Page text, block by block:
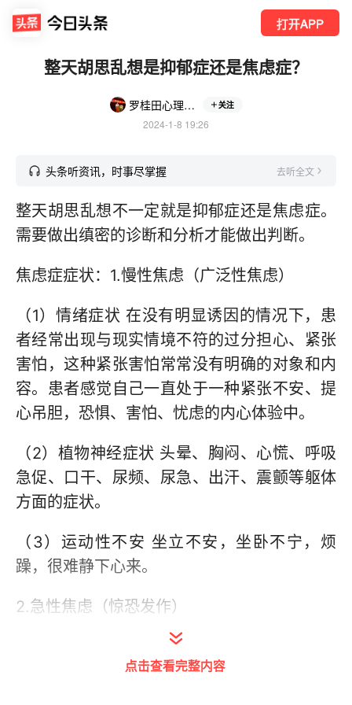
打开APP
整天胡思乱想是抑郁症还是焦虑症？
罗桂田心理咨询 关注
2024-1-8 19:26
头条听资讯，时事尽掌握 去听全文
整天胡思乱想不一定就是抑郁症还是焦虑症。
需要做出缜密的诊断和分析才能做出判断。
焦虑症症状：1.慢性焦虑（广泛性焦虑）
（1）情绪症状 在没有明显诱因的情况下，患
者经常出现与现实情境不符的过分担心、紧张
害怕，这种紧张害怕常常没有明确的对象和内
容。患者感觉自己一直处于一种紧张不安、提
心吊胆，恐惧、害怕、忧虑的内心体验中。
（2）植物神经症状 头晕、胸闷、心慌、呼吸
急促、口干、尿频、尿急、出汗、震颤等躯体
方面的症状。
（3）运动性不安 坐立不安，坐卧不宁，烦
躁，很难静下心来。
2.急性焦虑（惊恐发作）
（1）濒死感或失控感 在正常日常生活中，患
者几乎跟正常人一样。而一旦发作时（可有特
点击查看完整内容